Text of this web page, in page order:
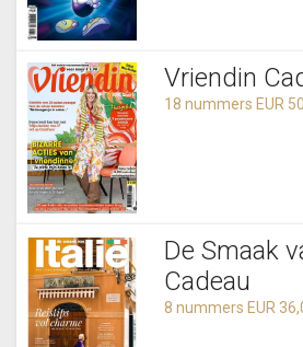
Vriendin
18 nummers EUR
De Smaak
Cadeau
8 nummers EUR